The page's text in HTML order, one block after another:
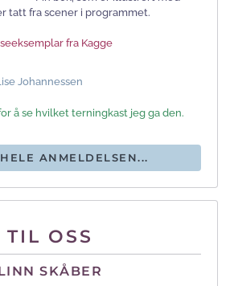
tatt fra scener i programmet.
fra Kagge
Johannessen
å se hvilket terningkast jeg ga den.
ANMELDELSEN...
TIL OSS
SKÅBER